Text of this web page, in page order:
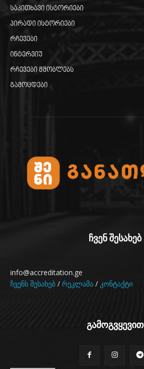
საკითხავი ისტორიები
პირადი ისტორიები
რჩევები
ინტერვიუ
რჩევები მშობლებს
გამოცდები
ჩვენ შესახებ
info@accreditation.ge
ჩვენს შესახებ / რეკლამა / კონტაქტი
გამოგვყევით